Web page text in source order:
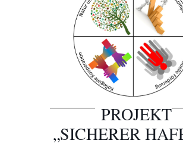
PROJEKT
„SICHERER